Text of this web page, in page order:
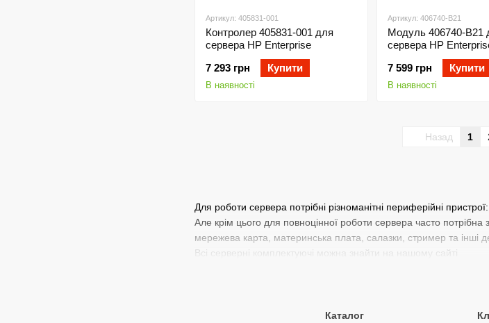
Для роботи сервера потрібні різноманітні периферійні
Але крім цього для повноцінної роботи сервера часто
мережева карта, материнська плата, салазки, стример та інші
Всі серверні комплектуючі можна знайти на нашому сайті
Артикул: 405831-001
Контролер 405831-001 для
сервера HP Enterprise
7 293 грн
Купити
В наявності
Артикул: 406740-B21
Модуль 406740-B21
сервера HP
7 599 грн
Купити
В наявності
Назад 1
Каталог